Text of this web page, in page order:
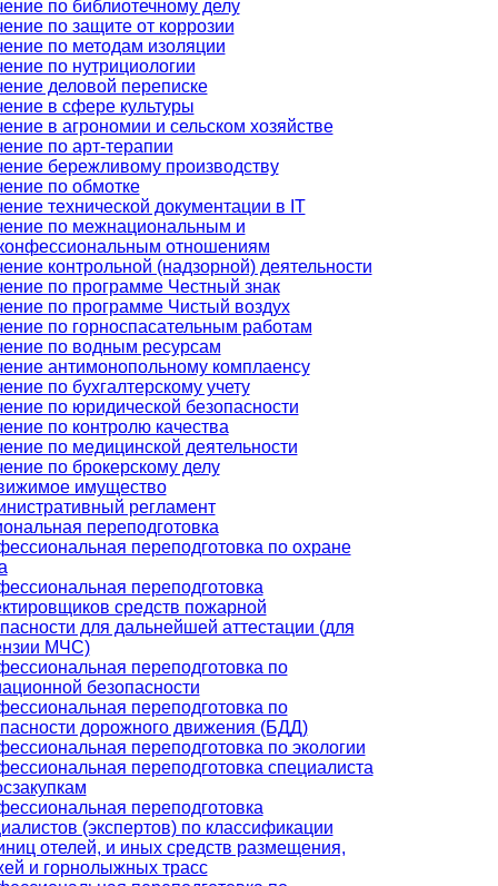
по библиотечному делу
по защите от коррозии
по методам изоляции
по нутрициологии
деловой переписке
в сфере культуры
в агрономии и сельском хозяйстве
по арт-терапии
бережливому производству
по обмотке
технической документации в IT
по межнациональным и
отношениям
контрольной (надзорной) деятельности
по программе Честный знак
по программе Чистый воздух
по горноспасательным работам
по водным ресурсам
антимонопольному комплаенсу
по бухгалтерскому учету
по юридической безопасности
по контролю качества
по медицинской деятельности
по брокерскому делу
имущество
регламент
переподготовка
переподготовка по охране
переподготовка
средств пожарной
для дальнейшей аттестации (для
МЧС)
переподготовка по
безопасности
переподготовка по
дорожного движения (БДД)
переподготовка по экологии
переподготовка специалиста
переподготовка
(экспертов) по классификации
отелей, и иных средств размещения,
и горнолыжных трасс